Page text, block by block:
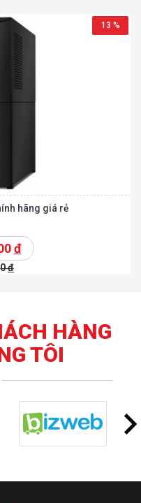
13 %
hãng giá rẻ
đ
đ
HÀNG
TÔI